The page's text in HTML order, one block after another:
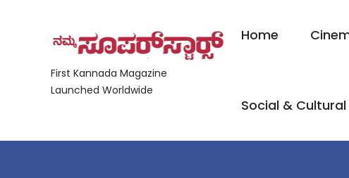
First Kannada Magazine
Launched Worldwide
Home
Social &